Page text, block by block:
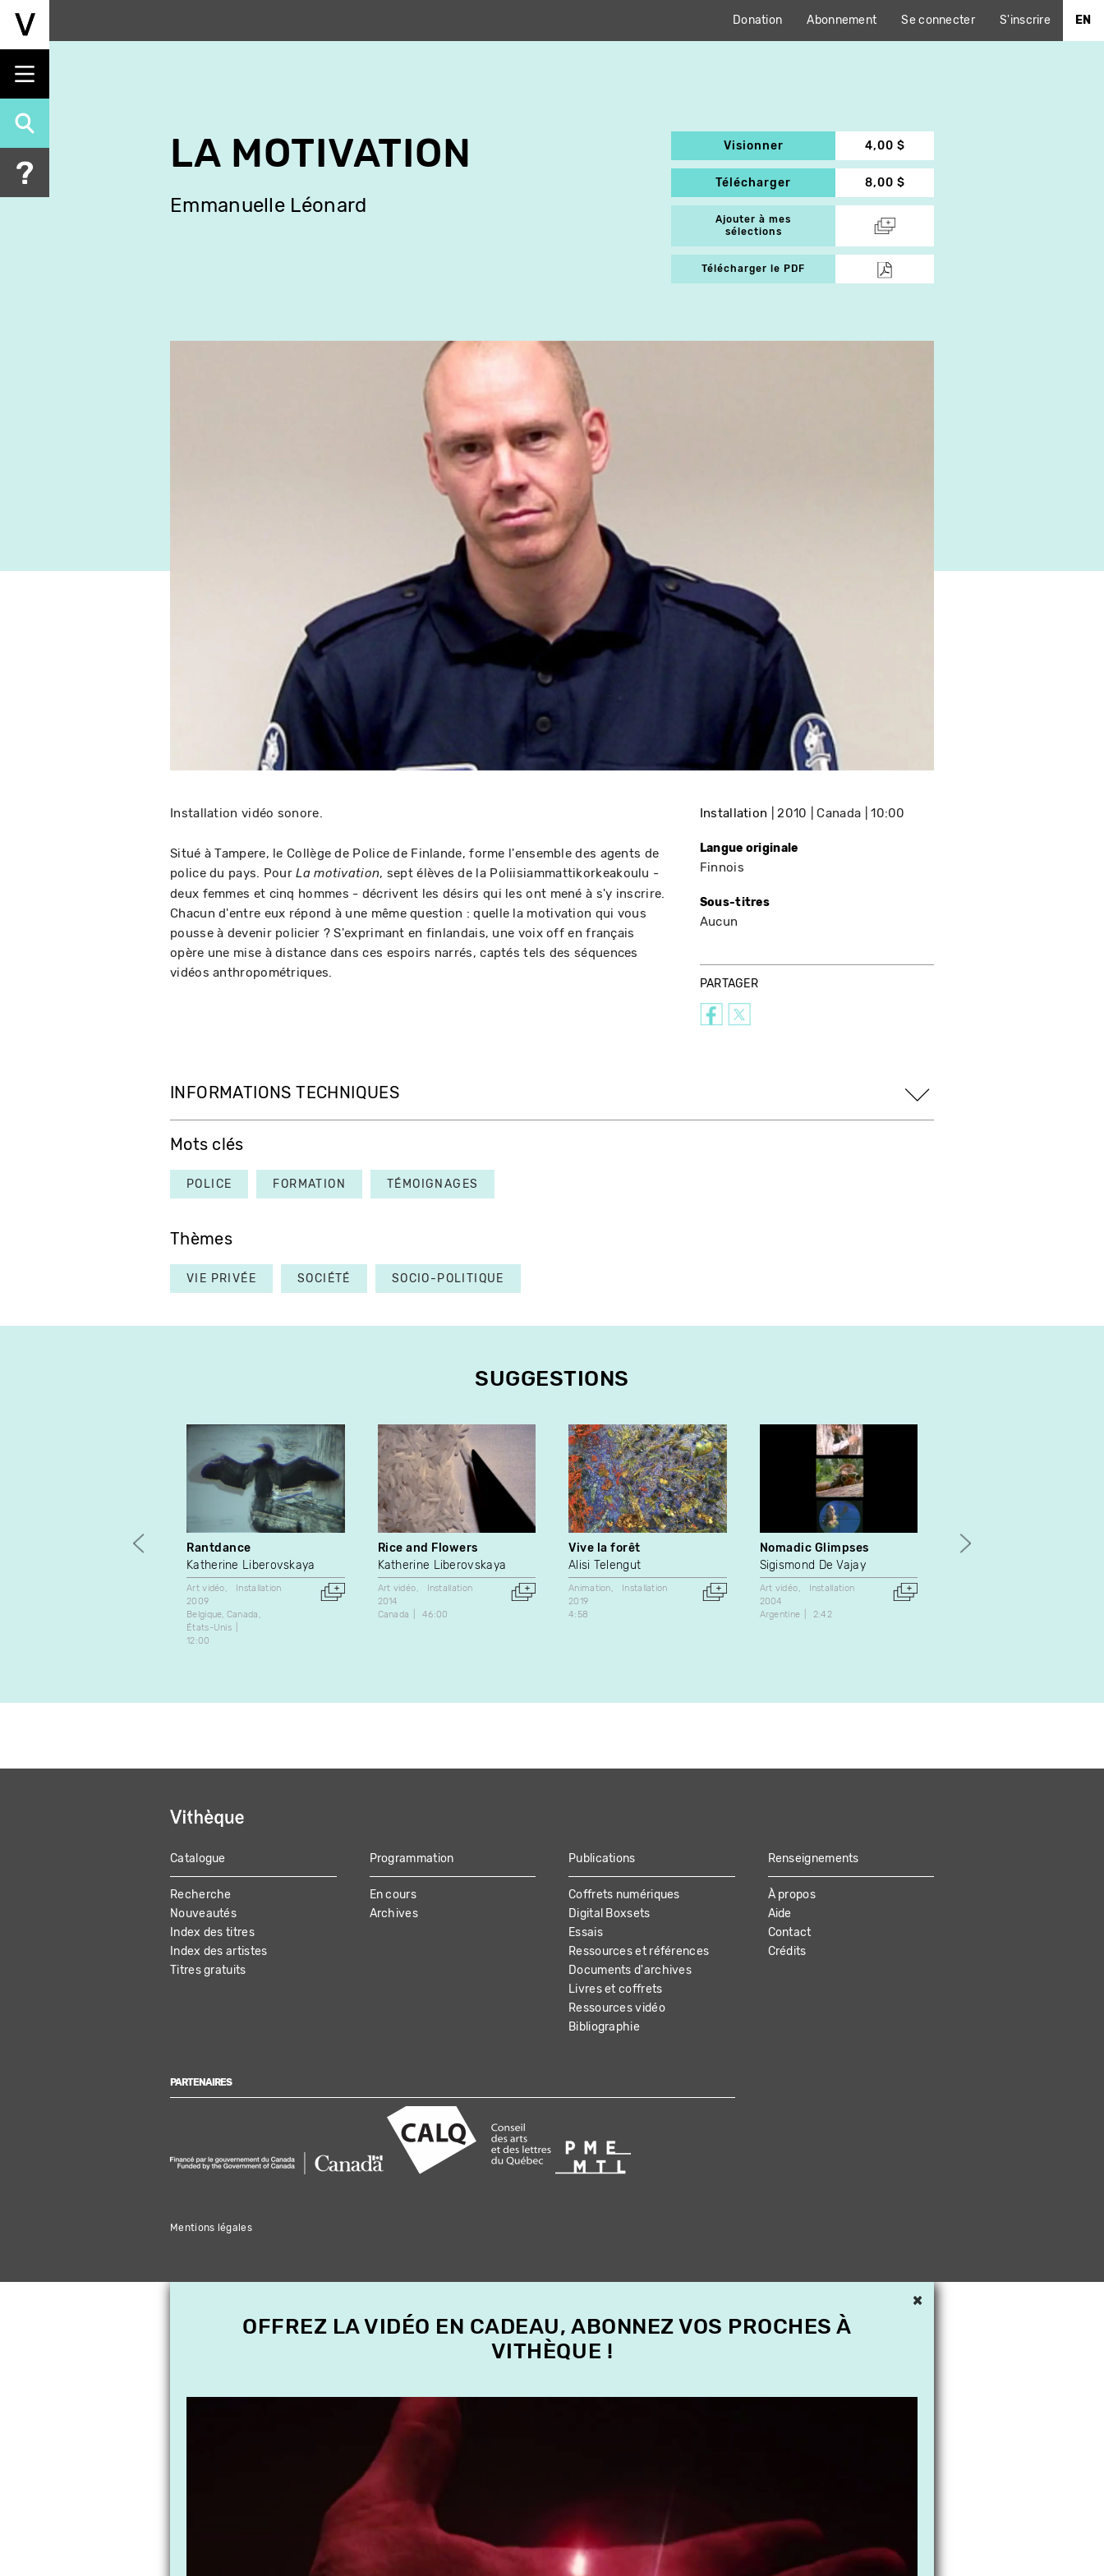
Aller
principal
Donation Abonnement Se connecter S'inscrire EN
LA MOTIVATION
Emmanuelle Léonard
Visionner 4,00 $
Télécharger 8,00 $
Ajouter à mes
sélections
Télécharger le PDF
Installation vidéo sonore.
Situé à Tampere, le Collège de Police de Finlande, forme l'ensemble des agents de
police du pays. PourLa motivation, sept élèves de la Poliisiammattikorkeakoulu -
deux femmes et cinq hommes - décrivent les désirs qui les ont mené à s'y inscrire.
Chacun d'entre eux répond à une même question : quelle la motivation qui vous
pousse à devenir policier ? S'exprimant en finlandais, une voix off en français
opère une mise à distance dans ces espoirs narrés, captés tels des séquences
vidéos anthropométriques.
Installation 2010 Canada 10:00
Langue originale
Finnois
Sous-titres
Aucun
PARTAGER
INFORMATIONS TECHNIQUES
Mots clés
POLICE FORMATION TÉMOIGNAGES
Thèmes
VIE PRIVÉE SOCIÉTÉ SOCIO-POLITIQUE
SUGGESTIONS
Rantdance
Katherine Liberovskaya
Art vidéo
Installation
2009
Belgique Canada
États-Unis
12:00
Rice and Flowers
Katherine Liberovskaya
Art vidéo
Installation
2014
Canada
46:00
Vive la forêt
Alisi Telengut
Animation
Installation
2019
4:58
Nomadic Glimpses
Sigismond De Vajay
Art vidéo
Installation
2004
Argentine
2:42
I Think About You Every
MAIN
NAVIGATION
Catalogue
Recherche
Nouveautés
Index des titres
Index des artistes
Titres gratuits
Programmation
En cours
Archives
Publications
Coffrets numériques
Digital Boxsets
Essais
Ressources et références
Documents d'archives
Livres et coffrets
Ressources vidéo
Bibliographie
Renseignements
À propos
Aide
Contact
Crédits
PARTENAIRES
Mentions légales
×
OFFREZ LA VIDÉO EN CADEAU, ABONNEZ VOS PROCHES À
VITHÈQUE !